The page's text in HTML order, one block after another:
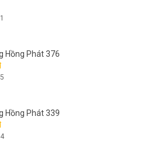
Hồng Phát 376
Hồng Phát 339